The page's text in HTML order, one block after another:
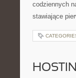
codziennych
stawiające